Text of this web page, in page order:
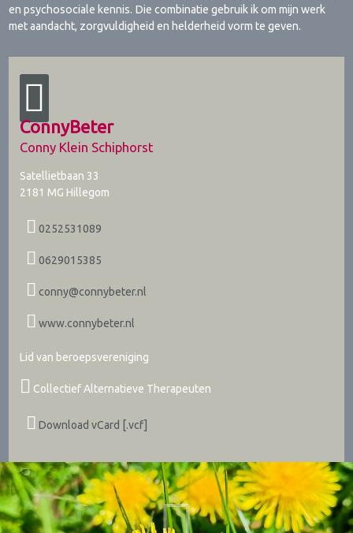
en psychosociale kennis. Die combinatie gebruik ik om mijn werk
met aandacht, zorgvuldigheid en helderheid vorm te geven.
ConnyBeter
Conny Klein Schiphorst
Satellietbaan 33
2181 MG Hillegom
0252531089
0629015385
conny@connybeter.nl
www.connybeter.nl
Lid van beroepsvereniging
Collectief Alternatieve Therapeuten
Download vCard [.vcf]